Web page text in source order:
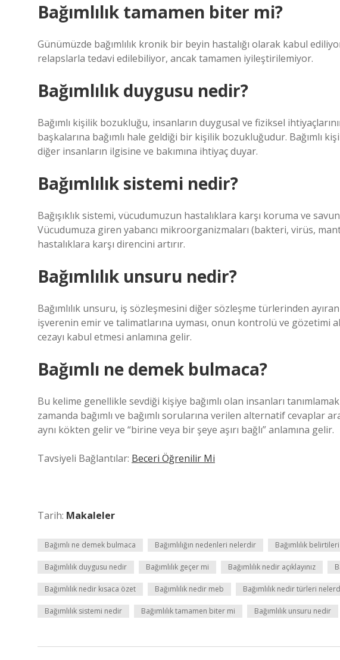
Bağımlılık tamamen biter mi?
Günümüzde bağımlılık kronik bir beyin hastalığı olarak kabul
relapslarla tedavi edilebiliyor, ancak tamamen iyileştirilemiyor.
Bağımlılık duygusu nedir?
Bağımlı kişilik bozukluğu, insanların duygusal ve fiziksel
başkalarına bağımlı hale geldiği bir kişilik bozukluğudur. Bağımlı
diğer insanların ilgisine ve bakımına ihtiyaç duyar.
Bağımlılık sistemi nedir?
Bağışıklık sistemi, vücudumuzun hastalıklara karşı koruma ve
Vücudumuza giren yabancı mikroorganizmaları (bakteri, virüs,
hastalıklara karşı direncini artırır.
Bağımlılık unsuru nedir?
Bağımlılık unsuru, iş sözleşmesini diğer sözleşme türlerinden
işverenin emir ve talimatlarına uyması, onun kontrolü ve gözetimi
cezayı kabul etmesi anlamına gelir.
Bağımlı ne demek bulmaca?
Bu kelime genellikle sevdiği kişiye bağımlı olan insanları
zamanda bağımlı ve bağımlı sorularına verilen alternatif cevaplar
aynı kökten gelir ve “birine veya bir şeye aşırı bağlı” anlamına gelir.
Tavsiyeli Bağlantılar: Beceri Öğrenilir Mi
Tarih: Makaleler
Bağımlı ne demek bulmaca Bağımlılığın nedenleri nelerdir Bağımlılık
Bağımlılık duygusu nedir Bağımlılık geçer mi Bağımlılık nedir açıklayınız
Bağımlılık nedir kısaca özet Bağımlılık nedir meb Bağımlılık nedir türleri
Bağımlılık sistemi nedir Bağımlılık tamamen biter mi Bağımlılık unsuru nedir